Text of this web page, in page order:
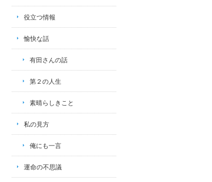
役立つ情報
愉快な話
有田さんの話
第２の人生
素晴らしきこと
私の見方
俺にも一言
運命の不思議